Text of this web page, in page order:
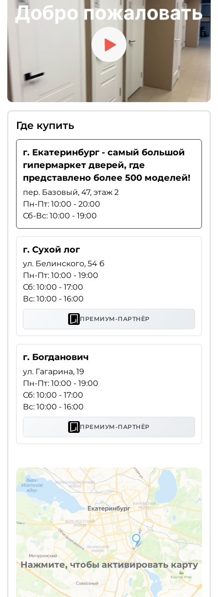
«умным порогом». Если вы цените тишину,
рекомендуем выбирать магнитные замки.
Нажмите, чтобы активировать карту
Где купить
г. Екатеринбург - самый большой
гипермаркет дверей, где
представлено более 500 моделей!
пер. Базовый, 47, этаж 2
Пн-Пт: 10:00 - 20:00
Сб-Вс: 10:00 - 19:00
г. Сухой лог
ул. Белинского, 54 б
Пн-Пт: 10:00 - 19:00
Сб: 10:00 - 17:00
Вс: 10:00 - 16:00
ПРЕМИУМ-ПАРТНЁР
г. Богданович
ул. Гагарина, 19
Пн-Пт: 10:00 - 19:00
Сб: 10:00 - 17:00
Вс: 10:00 - 16:00
ПРЕМИУМ-ПАРТНЁР